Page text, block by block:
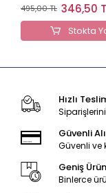
495,00 TL 346,50
Stokta
Hızlı
Güvenli
Güvenli ve
Geniş
Binlerce